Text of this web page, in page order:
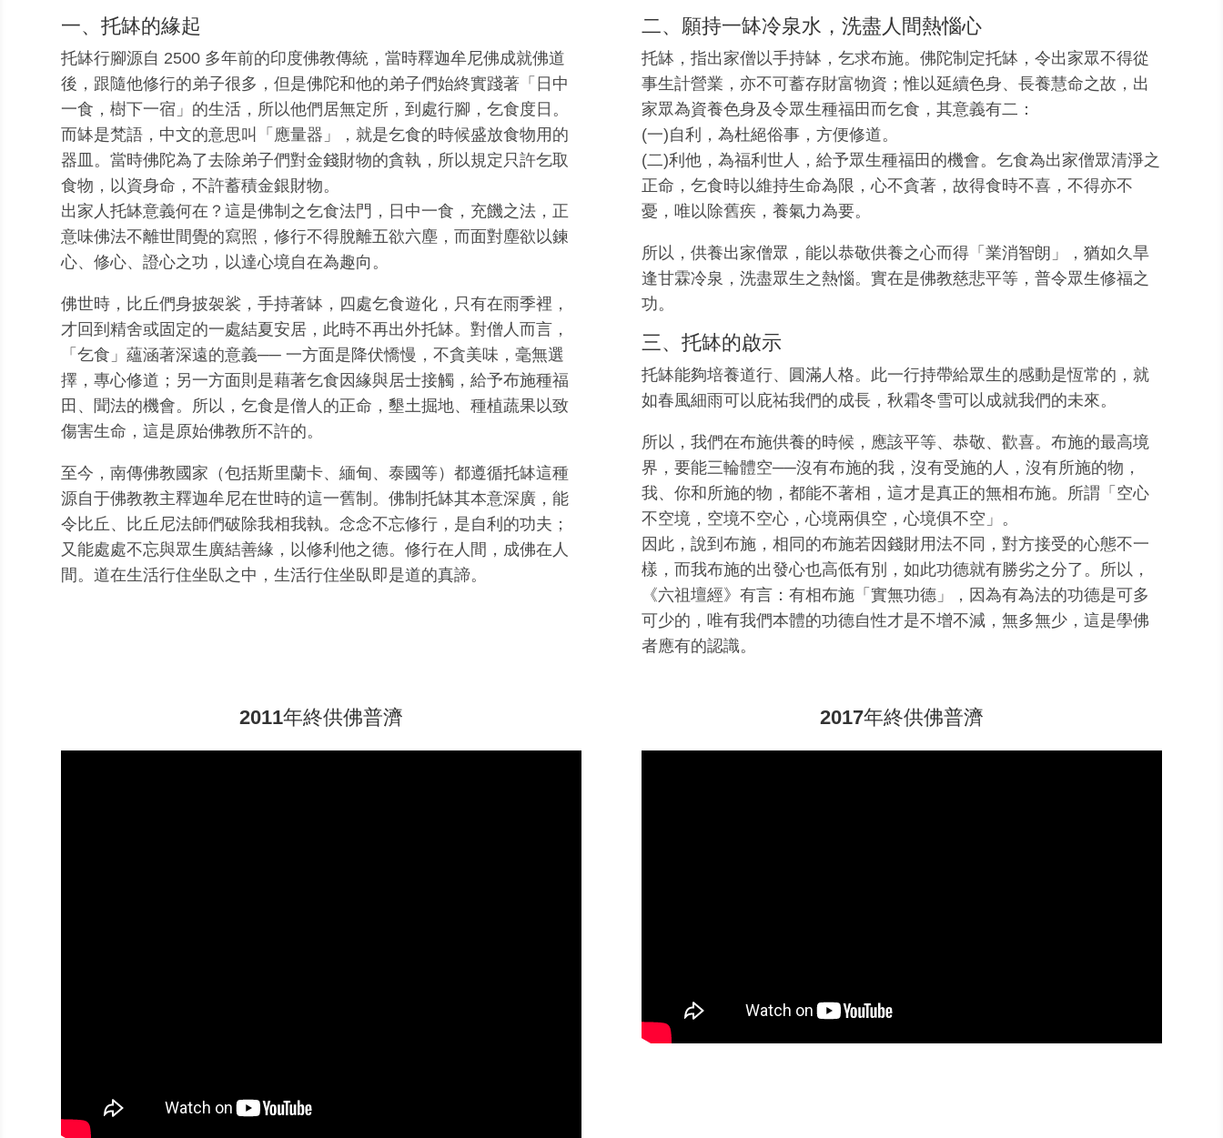
一、托缽的緣起
托缽行腳源自 2500 多年前的印度佛教傳統，當時釋迦牟尼佛成就佛道
後，跟隨他修行的弟子很多，但是佛陀和他的弟子們始終實踐著「日中
一食，樹下一宿」的生活，所以他們居無定所，到處行腳，乞食度日。
而缽是梵語，中文的意思叫「應量器」，就是乞食的時候盛放食物用的
器皿。當時佛陀為了去除弟子們對金錢財物的貪執，所以規定只許乞取
食物，以資身命，不許蓄積金銀財物。
出家人托缽意義何在？這是佛制之乞食法門，日中一食，充饑之法，正
意味佛法不離世間覺的寫照，修行不得脫離五欲六塵，而面對塵欲以鍊
心、修心、證心之功，以達心境自在為趣向。
佛世時，比丘們身披袈裟，手持著缽，四處乞食遊化，只有在雨季裡，
才回到精舍或固定的一處結夏安居，此時不再出外托缽。對僧人而言，
「乞食」蘊涵著深遠的意義── 一方面是降伏憍慢，不貪美味，毫無選
擇，專心修道；另一方面則是藉著乞食因緣與居士接觸，給予布施種福
田、聞法的機會。所以，乞食是僧人的正命，墾土掘地、種植蔬果以致
傷害生命，這是原始佛教所不許的。
至今，南傳佛教國家（包括斯里蘭卡、緬甸、泰國等）都遵循托缽這種
源自于佛教教主釋迦牟尼在世時的這一舊制。佛制托缽其本意深廣，能
令比丘、比丘尼法師們破除我相我執。念念不忘修行，是自利的功夫；
又能處處不忘與眾生廣結善緣，以修利他之德。修行在人間，成佛在人
間。道在生活行住坐臥之中，生活行住坐臥即是道的真諦。
二、願持一缽冷泉水，洗盡人間熱惱心
托缽，指出家僧以手持缽，乞求布施。佛陀制定托缽，令出家眾不得從
事生計營業，亦不可蓄存財富物資；惟以延續色身、長養慧命之故，出
家眾為資養色身及令眾生種福田而乞食，其意義有二：
(一)自利，為杜絕俗事，方便修道。
(二)利他，為福利世人，給予眾生種福田的機會。乞食為出家僧眾清淨之
正命，乞食時以維持生命為限，心不貪著，故得食時不喜，不得亦不
憂，唯以除舊疾，養氣力為要。
所以，供養出家僧眾，能以恭敬供養之心而得「業消智朗」，猶如久旱
逢甘霖冷泉，洗盡眾生之熱惱。實在是佛教慈悲平等，普令眾生修福之
功。
三、托缽的啟示
托缽能夠培養道行、圓滿人格。此一行持帶給眾生的感動是恆常的，就
如春風細雨可以庇祐我們的成長，秋霜冬雪可以成就我們的未來。
所以，我們在布施供養的時候，應該平等、恭敬、歡喜。布施的最高境
界，要能三輪體空──沒有布施的我，沒有受施的人，沒有所施的物，
我、你和所施的物，都能不著相，這才是真正的無相布施。所謂「空心
不空境，空境不空心，心境兩俱空，心境俱不空」。
因此，說到布施，相同的布施若因錢財用法不同，對方接受的心態不一
樣，而我布施的出發心也高低有別，如此功德就有勝劣之分了。所以，
《六祖壇經》有言：有相布施「實無功德」，因為有為法的功德是可多
可少的，唯有我們本體的功德自性才是不增不減，無多無少，這是學佛
者應有的認識。
2011年終供佛普濟 2017年終供佛普濟